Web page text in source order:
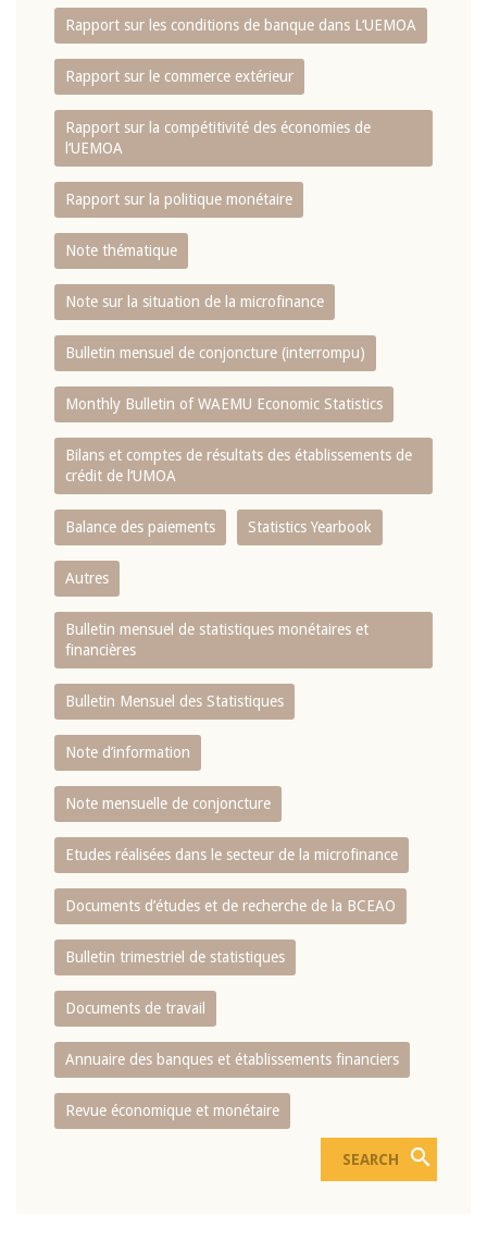
Rapport sur les conditions de banque dans L‘UEMOA
Rapport sur le commerce extérieur
Rapport sur la compétitivité des économies de
l‘UEMOA
Rapport sur la politique monétaire
Note thématique
Note sur la situation de la microfinance
Bulletin mensuel de conjoncture (interrompu)
Monthly Bulletin of WAEMU Economic Statistics
Bilans et comptes de résultats des établissements de
crédit de l‘UMOA
Balance des paiements Statistics Yearbook
Autres
Bulletin mensuel de statistiques monétaires et
financières
Bulletin Mensuel des Statistiques
Note d’information
Note mensuelle de conjoncture
Etudes réalisées dans le secteur de la microfinance
Documents d’études et de recherche de la BCEAO
Bulletin trimestriel de statistiques
Documents de travail
Annuaire des banques et établissements financiers
Revue économique et monétaire